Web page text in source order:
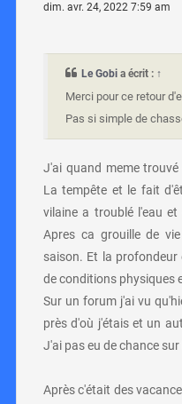
dim. avr. 24, 2022 7:59 am
Le Gobi a écrit : ↑
Merci pour ce retour
Pas si simple de
J'ai quand meme
La tempête et le fait
vilaine a troublé l'eau
Apres ca grouille de
saison. Et la
de conditions physiques
Sur un forum j'ai vu
près d'où j'étais et un
J'ai pas eu de chance
Après c'était des